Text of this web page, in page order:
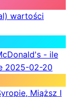
wartości
- ile
2025-02-20
Miąższ I